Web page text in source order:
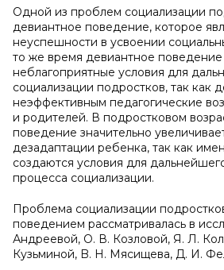
Одной из проблем социализации
девиантное поведение, которое
неуспешности в усвоении
то же время девиантное поведение
неблагоприятные условия для
социализации подростков, так как
неэффективным педагогические
и родителей. В подростковом
поведение значительно
дезадаптации ребенка, так как
создаются условия для
процесса социализации.
Проблема социализации
поведением рассматривалась в
Андреевой, О. В. Козловой, Я. Л.
Кузьминой, B. Н. Мясищева, Д. И.